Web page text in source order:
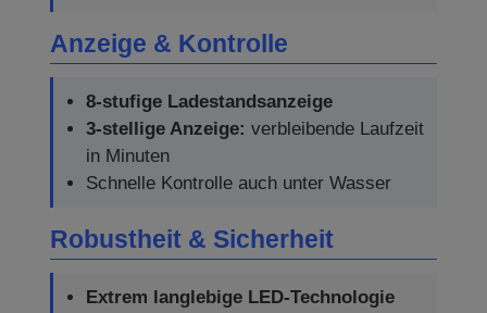
Anzeige & Kontrolle
8-stufige Ladestandsanzeige
3-stellige Anzeige: verbleibende Laufzeit
in Minuten
Schnelle Kontrolle auch unter Wasser
Robustheit & Sicherheit
Extrem langlebige LED-Technologie